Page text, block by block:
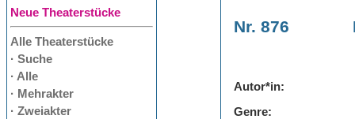
Neue Theaterstücke
Alle Theaterstücke
· Suche
· Alle
· Mehrakter
· Zweiakter
Nr. 876
Autor*in:
Genre: